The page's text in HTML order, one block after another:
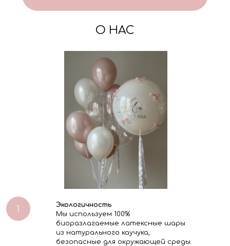
О НАС
Экологичность
Мы используем 100%
биоразлагаемые латексные шары
из натурального каучука,
безопасные для окружающей среды.